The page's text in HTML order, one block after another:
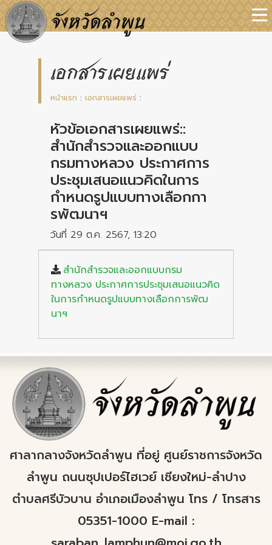
เอกสารเผยแพร่
หน้าแรก : เอกสารเผยแพร่ :
หัวข้อเอกสารเผยแพร่::
สำนักสำรวจและออกแบบ
กรมทางหลวง ประกาศการ
ประชุมเสนอแนวคิดในการ
กำหนดรูปแบบทางเลือกกา
รพัฒนาฯ
วันที่ 29 ต.ค. 2567, 13:20
สำนักสำรวจและออกแบบกรม
ทางหลวง ประกาศการประชุมเสนอแนวคิด
ในการกำหนดรูปแบบทางเลือกการพัฒ
นาฯ
ศาลากลางจังหวัดลำพูน ที่อยู่ ศูนย์ราชการจังหวัด
ลำพูน ถนนซุปเปอร์ไฮเวย์ เชียงใหม่-ลำปาง
ตำบลศรีบัวบาน อำเภอเมืองลำพูน โทร / โทรสาร
05351-1000 E-mail :